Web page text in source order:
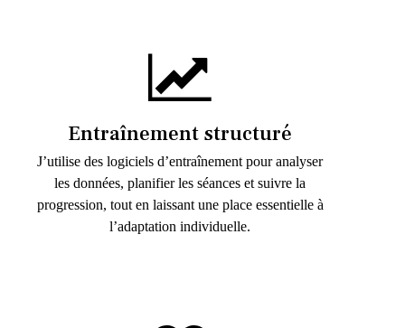
Entraînement structuré
J’utilise des logiciels d’entraînement pour analyser
les données, planifier les séances et suivre la
progression, tout en laissant une place essentielle à
l’adaptation individuelle.